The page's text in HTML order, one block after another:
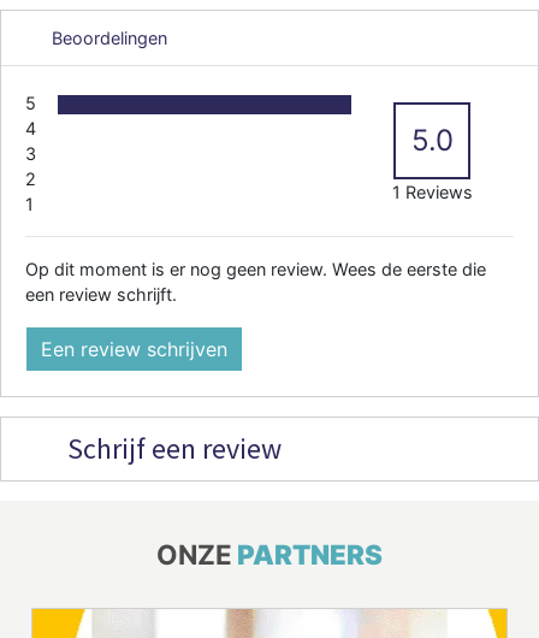
Beoordelingen
5
4
3
2
1
5.0
1 Reviews
Op dit moment is er nog geen review. Wees de eerste die
een review schrijft.
Een review schrijven
Schrijf een review
ONZE PARTNERS